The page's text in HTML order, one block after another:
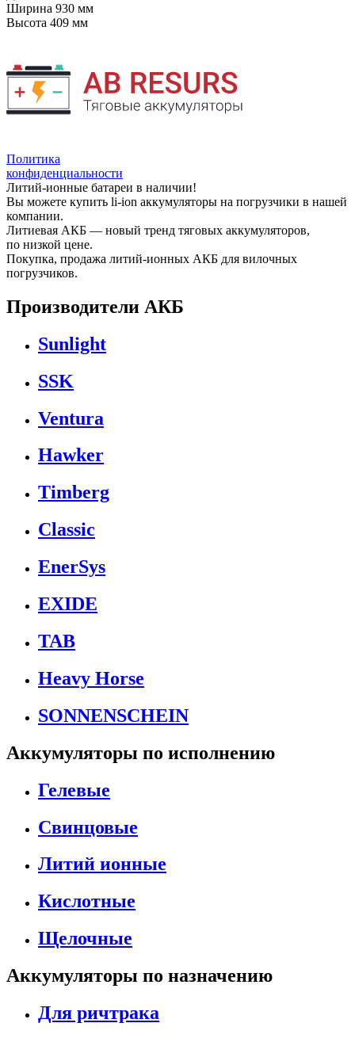
Ширина 930 мм
Высота 409 мм
Политика
конфиденциальности
Литий-ионные батареи в наличии!
Вы можете купить li-ion аккумуляторы на погрузчики в нашей
компании.
Литиевая АКБ — новый тренд тяговых аккумуляторов,
по низкой цене.
Покупка, продажа литий-ионных АКБ для вилочных
погрузчиков.
Производители АКБ
Sunlight
SSK
Ventura
Hawker
Timberg
Classic
EnerSys
EXIDE
TAB
Heavy Horse
SONNENSCHEIN
Аккумуляторы по исполнению
Гелевые
Свинцовые
Литий ионные
Кислотные
Щелочные
Аккумуляторы по назначению
Для ричтрака